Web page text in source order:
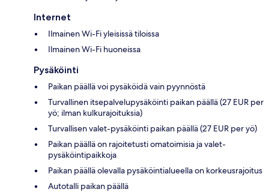
Internet
Ilmainen Wi-Fi yleisissä tiloissa
Ilmainen Wi-Fi huoneissa
Pysäköinti
Paikan päällä voi pysäköidä vain pyynnöstä
Turvallinen itsepalvelupysäköinti paikan päällä (27 EUR per
yö; ilman kulkurajoituksia)
Turvallisen valet-pysäköinti paikan päällä (27 EUR per yö)
Paikan päällä on rajoitetusti omatoimisia ja valet-
pysäköintipaikkoja
Paikan päällä olevalla pysäköintialueella on korkeusrajoitus
Autotalli paikan päällä